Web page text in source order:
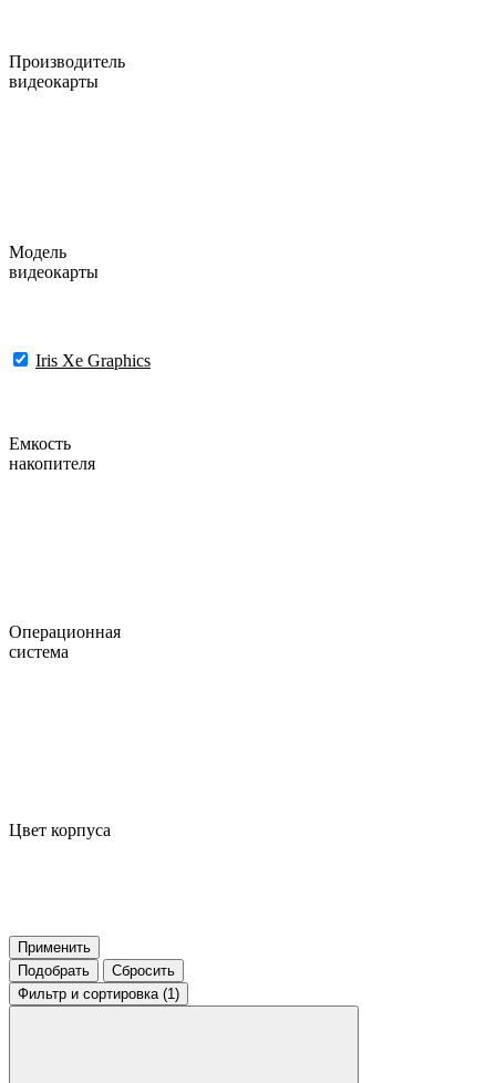
Производитель
видеокарты
Модель
видеокарты
Iris Xe Graphics
Емкость
накопителя
Операционная
система
Цвет корпуса
Применить
Подобрать
Сбросить
Фильтр и сортировка (1)